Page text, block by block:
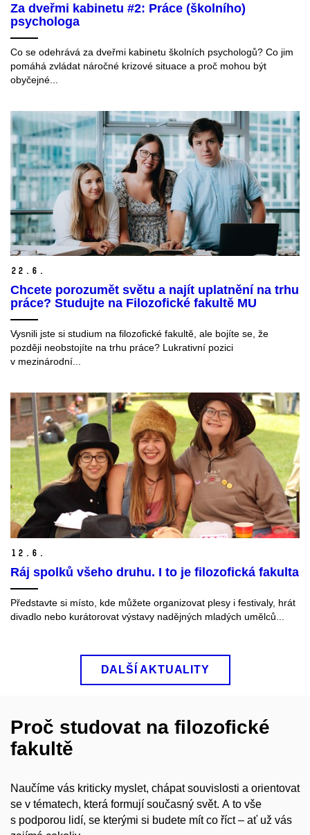
Za dveřmi kabinetu #2: Práce (školního)
psychologa
Co se odehrává za dveřmi kabinetu školních psychologů? Co jim
pomáhá zvládat náročné krizové situace a proč mohou být
obyčejné...
22. 6.
Chcete porozumět světu a najít uplatnění na trhu
práce? Studujte na Filozofické fakultě MU
Vysnili jste si studium na filozofické fakultě, ale bojíte se, že
později neobstojíte na trhu práce? Lukrativní pozici
v mezinárodní...
12. 6.
Ráj spolků všeho druhu. I to je filozofická fakulta
Představte si místo, kde můžete organizovat plesy i festivaly, hrát
divadlo nebo kurátorovat výstavy nadějných mladých umělců...
DALŠÍ AKTUALITY
Proč studovat na filozofické
fakultě
Naučíme vás kriticky myslet, chápat souvislosti a orientovat
se v tématech, která formují současný svět. A to vše
s podporou lidí, se kterými si budete mít co říct – ať už vás